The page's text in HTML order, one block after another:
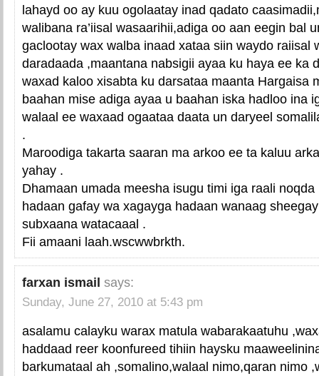
lahayd oo ay kuu ogolaatay inad qadato
walibana ra’iisal wasaarihii,adiga oo aan eegin bal
gaclootay wax walba inaad xataa siin waydo raiisal
daradaada ,maantana nabsigii ayaa ku haya ee ka
waxad kaloo xisabta ku darsataa maanta Hargaisa
baahan mise adiga ayaa u baahan iska hadloo ina
walaal ee waxaad ogaataa daata un daryeel
.
Maroodiga takarta saaran ma arkoo ee ta kaluu
yahay .
Dhamaan umada meesha isugu timi iga raali
hadaan gafay wa xagayga hadaan wanaag
subxaana watacaaal .
Fii amaani laah.wscwwbrkth.
farxan ismail says:
Sunday, June 27, 2010 at 5:43 pm
asalamu calayku warax matula wabarakaatuhu
haddaad reer koonfureed tihiin haysku
barkumataal ah ,somalino,walaal nimo,qaran nimo